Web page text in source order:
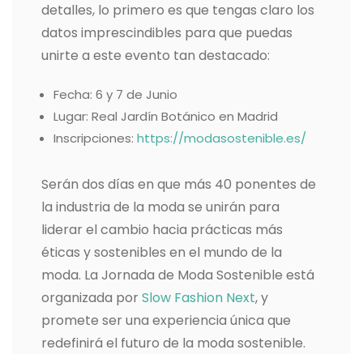
detalles, lo primero es que tengas claro los
datos imprescindibles para que puedas
unirte a este evento tan destacado:
Fecha: 6 y 7 de Junio
Lugar: Real Jardín Botánico en Madrid
Inscripciones: https://modasostenible.es/
Serán dos días en que más 40 ponentes de
la industria de la moda se unirán para
liderar el cambio hacia prácticas más
éticas y sostenibles en el mundo de la
moda. La Jornada de Moda Sostenible está
organizada por Slow Fashion Next, y
promete ser una experiencia única que
redefinirá el futuro de la moda sostenible.